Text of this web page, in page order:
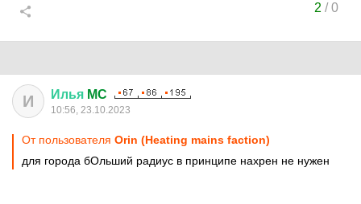
2 /0
И Илья MC
10:56, 23.10.2023
От пользователя Orin (Heating mains faction)
для города бОльший радиус в принципе нахрен не нужен